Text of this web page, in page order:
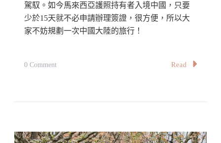
日
新
以
海
駕馭。如今馬來西亞護照持有者入境中國，只要
少於15天就不必申請辦理簽證，很方便，所以大
家不妨規劃一次中國大陸的旅行！
0 CommentOn
—
Read